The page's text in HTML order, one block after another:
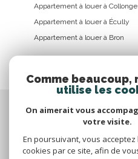
Appartement à louer à
Appartement à louer à Écully
Appartement à louer à Bron
Comme beaucoup,
utilise les
On aimerait vous
votre visite.
En poursuivant, vous
cookies par ce site, afin de